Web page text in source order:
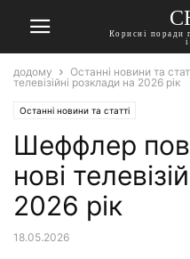
Корисні поради
додому Останні новини та
телевізійні розклади на 2026 рік
Останні новини та статті
Шеффлер
нові
2026 рік
18.05.2026